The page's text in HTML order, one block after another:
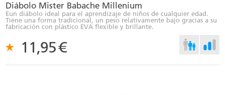
Diábolo Mister Babache Millenium
Eun diábolo ideal para el aprendizaje de niños de cualquier edad.
Tiene una forma tradicional, un peso relativamente bajo gracias a su
fabricación con plástico EVA flexible y brillante.
11,95€